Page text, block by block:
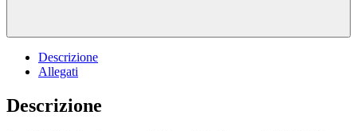
Descrizione
Allegati
Descrizione